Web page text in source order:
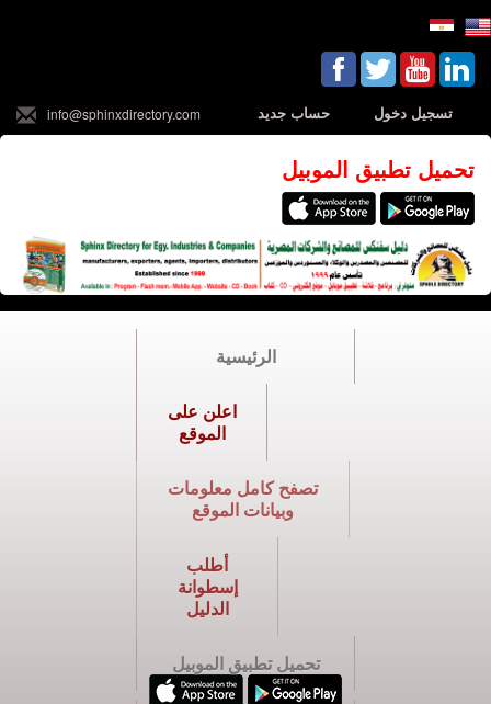
تسجيل دخول حساب جديد info@sphinxdirectory.com
تحميل تطبيق الموبيل
الرئيسية
اعلن على
الموقع
تصفح كامل معلومات
وبيانات الموقع
أطلب
إسطوانة
الدليل
تحميل تطبيق الموبيل